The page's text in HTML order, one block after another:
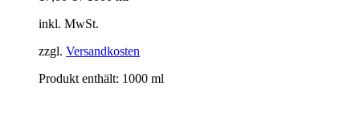
inkl. MwSt.
zzgl. Versandkosten
Produkt enthält: 1000 ml